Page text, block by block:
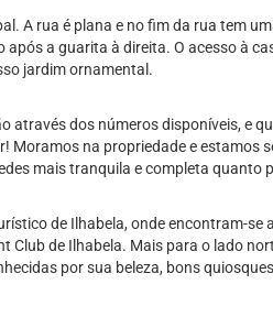
A rua é plana e no fim da rua tem
a guarita à direita. O acesso à
jardim ornamental.
através dos números disponíveis, e
Moramos na propriedade e estamos
mais tranquila e completa quanto
de Ilhabela, onde encontram-se
Club de Ilhabela. Mais para o lado
por sua beleza, bons